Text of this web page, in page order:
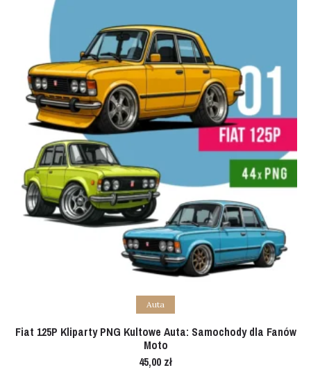
Add to cart
Auta
Fiat 125P Kliparty PNG Kultowe Auta: Samochody dla Fanów
Moto
45,00 zł